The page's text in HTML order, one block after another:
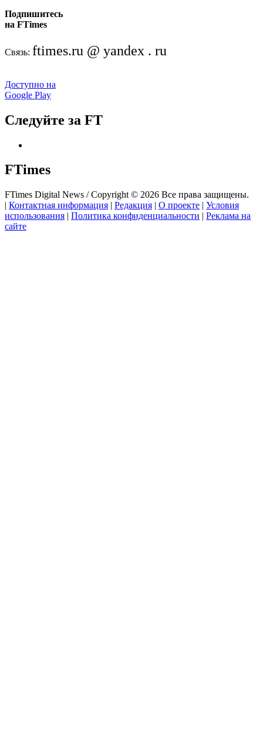
Подпишитесь
на FTimes
Связь: ftimes.ru @ yandex . ru
Доступно на
Google Play
Следуйте за FT
FTimes
FTimes Digital News / Copyright © 2026 Все права защищены.
| Контактная информация | Редакция | О проекте | Условия
использования | Политика конфиденциальности | Реклама на
сайте